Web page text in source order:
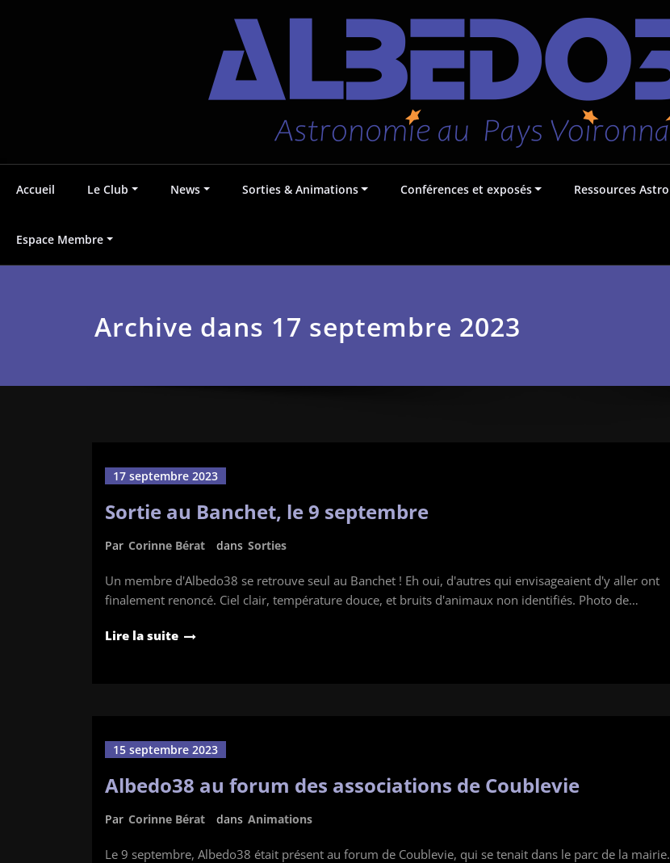
Albédo38
Accueil Le Club News Sorties & Animations Conférences et exposés Ressources Astro
Espace Membre
Archive dans 17 septembre 2023
17 septembre 2023
Sortie au Banchet, le 9 septembre
Par Corinne Bérat dans Sorties
Un membre d'Albedo38 se retrouve seul au Banchet ! Eh oui, d'autres qui envisageaient d'y aller ont
finalement renoncé. Ciel clair, température douce, et bruits d'animaux non identifiés. Photo de…
Lire la suite
15 septembre 2023
Albedo38 au forum des associations de Coublevie
Par Corinne Bérat dans Animations
Le 9 septembre, Albedo38 était présent au forum de Coublevie, qui se tenait dans le parc de la mairie.